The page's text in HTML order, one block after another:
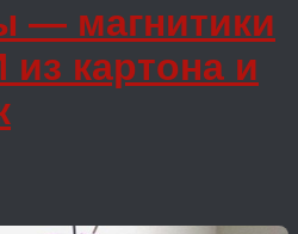
— магнитики
картона и